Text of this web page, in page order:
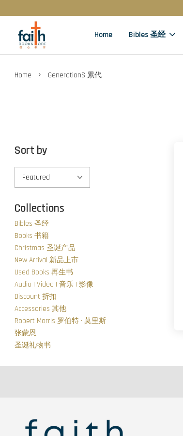
Home Bibles 圣经
Home › GenerationS 累代
Sort by
Collections
Bibles 圣经
Books 书籍
Christmas 圣诞产品
New Arrival 新品上市
Used Books 再生书
Audio | Video | 音乐 | 影像
Discount 折扣
Accessories 其他
Robert Morris 罗伯特 · 莫里斯
张蒙恩
圣诞礼物书